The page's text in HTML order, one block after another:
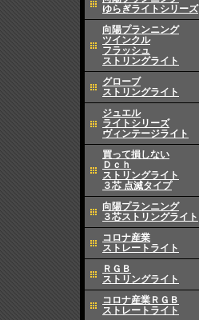
ゆらぎライトシリーズ
向陽プランニング
ツインクル
フラッシュ
ストリングライト
グローブ
ストリングライト
ジュエル
ライトシリーズ
ヴィンテージライト
買って損しない
Ｄｃｈ
ストリングライト
３芯 点滅タイプ
向陽プランニング
３芯ストリングライト
コロナ産業
ストレートライト
ＲＧＢ
ストリングライト
コロナ産業ＲＧＢ
ストレートライト